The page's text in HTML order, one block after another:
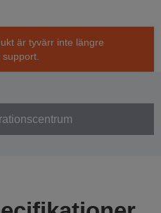
är tyvärr inte längre